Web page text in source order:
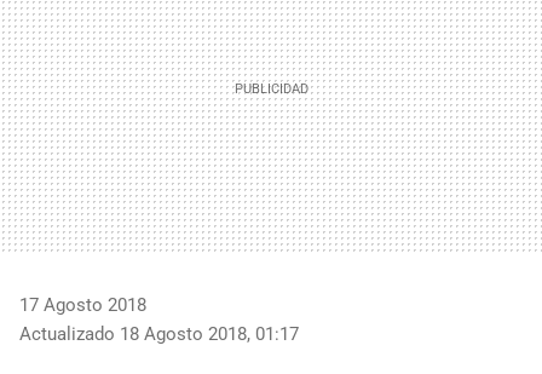
17 Agosto 2018
Actualizado 18 Agosto 2018, 01:17